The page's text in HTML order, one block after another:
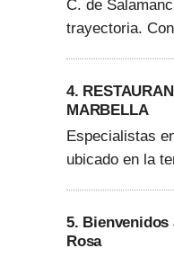
C. de
trayectoria.
4.
MARBELLA
Especialistas
ubicado en la
5. Bienvenidos
Rosa